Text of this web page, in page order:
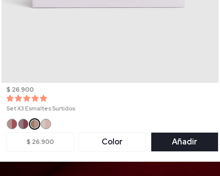
$ 26.900
Set X3 Esmaltes Surtidos
$ 26.900 Color Añadir